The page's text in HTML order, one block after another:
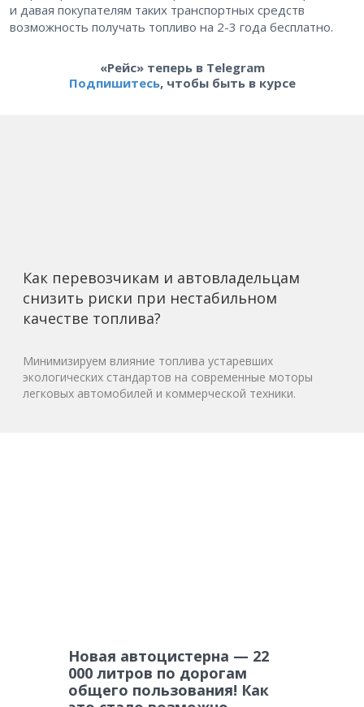
и давая покупателям таких транспортных средств
возможность получать топливо на 2-3 года бесплатно.
«Рейс» теперь в Telegram
Подпишитесь, чтобы быть в курсе
Как перевозчикам и автовладельцам
снизить риски при нестабильном
качестве топлива?
Минимизируем влияние топлива устаревших
экологических стандартов на современные моторы
легковых автомобилей и коммерческой техники.
Новая автоцистерна — 22
000 литров по дорогам
общего пользования! Как